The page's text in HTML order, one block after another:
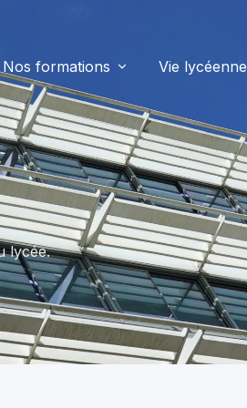
Nos formations Vie lycéenne
lycée.